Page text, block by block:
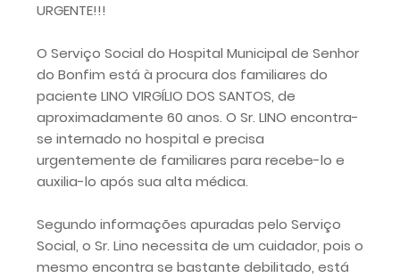
URGENTE!!!
O Serviço Social do Hospital Municipal de Senhor
do Bonfim está à procura dos familiares do
paciente LINO VIRGÍLIO DOS SANTOS, de
aproximadamente 60 anos. O Sr. LINO encontra-
se internado no hospital e precisa
urgentemente de familiares para recebe-lo e
auxilia-lo após sua alta médica.
Segundo informações apuradas pelo Serviço
Social, o Sr. Lino necessita de um cuidador, pois o
mesmo encontra se bastante debilitado, está